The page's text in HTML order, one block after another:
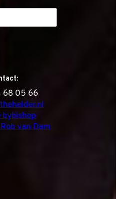
68 05 66
van Dam